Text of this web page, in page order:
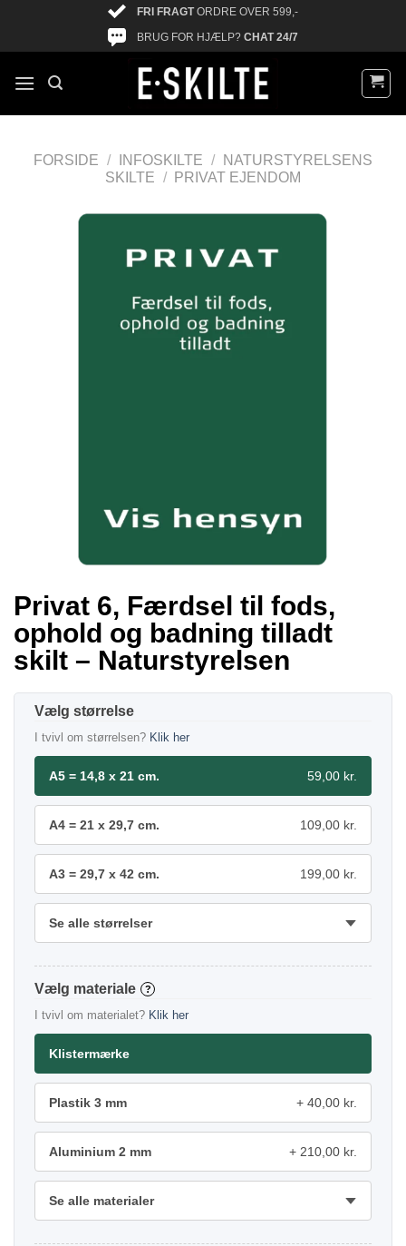
FRI FRAGTORDRE OVER 599,-
BRUG FOR HJÆLP? CHAT 24/7
FORSIDE / INFOSKILTE /
NATURSTYRELSENS
SKILTE / PRIVAT EJENDOM
Privat 6, Færdsel til fods,
ophold og badning tilladt
skilt – Naturstyrelsen
størrelse
I tvivl om størrelsen? Klik her
A5 = 14,8 x 21 cm. 59,00 kr.
A4 = 21 x 29,7 cm. 109,00 kr.
A3 = 29,7 x 42 cm. 199,00 kr.
Se alle størrelser
materiale ?
I tvivl om materialet? Klik her
Klistermærke
Plastik 3 mm 40,00 kr.
Aluminium 2 mm 210,00 kr.
Se alle materialer